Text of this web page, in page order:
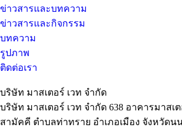
ข่าวสารและบทความ
ข่าวสารและกิจกรรม
บทความ
รูปภาพ
ติดต่อเรา
บริษัท มาสเตอร์ เวท จำกัด
บริษัท มาสเตอร์ เวท จำกัด 638 อาคารมาสเ
สามัคคี ตำบลท่าทราย อำเภอเมือง จังหวัดน